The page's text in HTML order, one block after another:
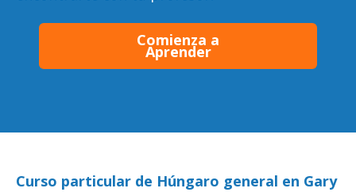
Comienza a
Aprender
Curso particular de Húngaro general en Gary